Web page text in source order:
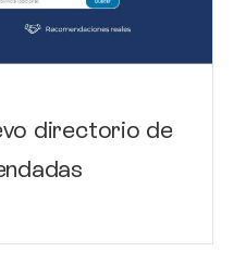
directorio de